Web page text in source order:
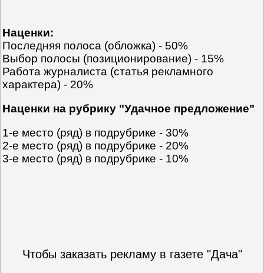
Наценки:
Последняя полоса (обложка) - 50%
Выбор полосы (позиционирование) - 15%
Работа журналиста (статья рекламного
характера) - 20%
Наценки на рубрику "Удачное предложение"
1-е место (ряд) в подрубрике - 30%
2-е место (ряд) в подрубрике - 20%
3-е место (ряд) в подрубрике - 10%
Чтобы заказать рекламу в газете "Дача"